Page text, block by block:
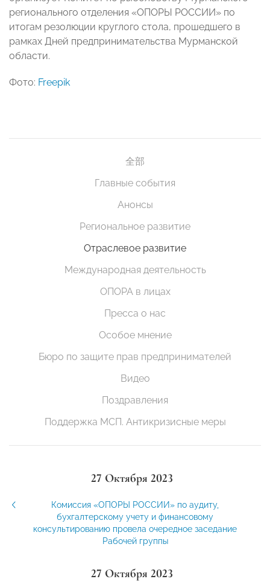
регионального отделения «ОПОРЫ РОССИИ» по
итогам резолюции круглого стола, прошедшего в
рамках Дней предпринимательства Мурманской
области.
Фото: Freepik
全部
Главные события
Анонсы
Региональное развитие
Отраслевое развитие
Международная деятельность
ОПОРА в лицах
Пресса о нас
Особое мнение
Бюро по защите прав предпринимателей
Видео
Поздравления
Поддержка МСП. Антикризисные меры
27 Октября 2023
Комиссия «ОПОРЫ РОССИИ» по аудиту,
бухгалтерскому учету и финансовому
консультированию провела очередное заседание
Рабочей группы
27 Октября 2023